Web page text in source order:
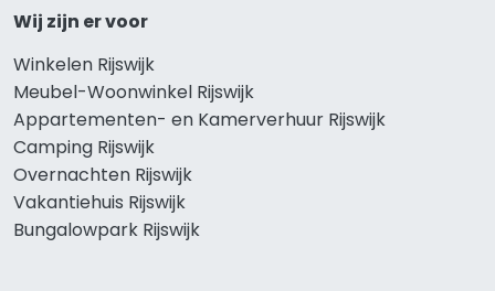
Wij zijn er voor
Winkelen Rijswijk
Meubel-Woonwinkel Rijswijk
Appartementen- en Kamerverhuur Rijswijk
Camping Rijswijk
Overnachten Rijswijk
Vakantiehuis Rijswijk
Bungalowpark Rijswijk